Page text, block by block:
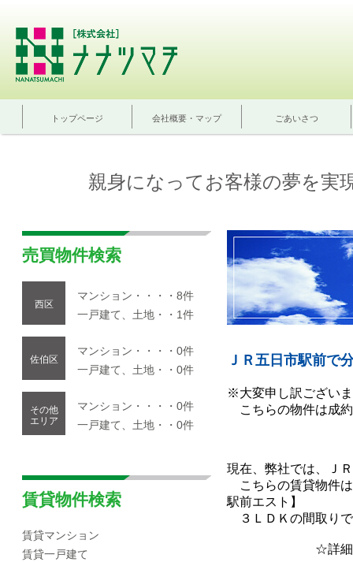
トップページ 会社概要・マップ ごあいさつ
親身になってお客様の夢を実
売買物件検索
西区
マンション・・・・8件
一戸建て、土地・・1件
佐伯区
マンション・・・・0件
一戸建て、土地・・0件
その他
エリア
マンション・・・・0件
一戸建て、土地・・0件
賃貸物件検索
賃貸マンション
賃貸一戸建て
ＪＲ五日市駅前で
※大変申し訳ござい
こちらの物件は成
現在、弊社では、Ｊ
こちらの賃貸物件
駅前エスト】
３ＬＤＫの間取り
☆詳細は、こ